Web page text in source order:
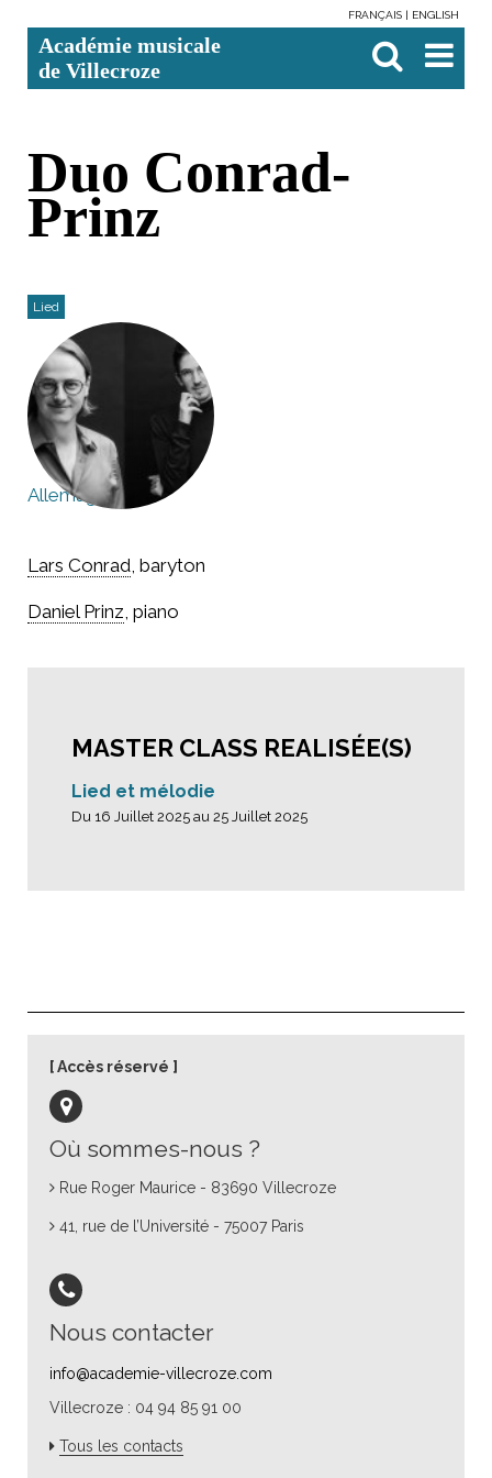
contenu.
Aller
à
personnels
FRANÇAIS ENGLISH
Académie musicale
de Villecroze

avancée…
Duo Conrad-
Prinz
Lied
Allemagne
Lars Conrad, baryton
Daniel Prinz, piano
MASTER CLASS REALISÉE(S)
Lied et mélodie
Du 16 Juillet 2025 au 25 Juillet 2025
Où sommes-nous ?
Rue Roger Maurice - 83690 Villecroze
41, rue de l’Université - 75007 Paris
Nous contacter
info@academie-villecroze.com
Villecroze : 04 94 85 91 00
Tous les contacts
Accès réservé